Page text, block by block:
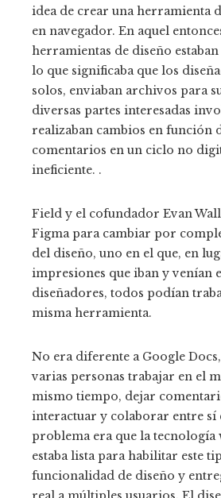
idea de crear una herramienta
en navegador. En aquel
herramientas de diseño
lo que significaba que los
solos, enviaban archivos para
diversas partes interesadas
realizaban cambios en función
comentarios en un ciclo no
ineficiente. .
Field y el cofundador Evan
Figma para cambiar por
del diseño, uno en el que, en
impresiones que iban y venían
diseñadores, todos podían
misma herramienta.
No era diferente a Google
varias personas trabajar en el
mismo tiempo, dejar
interactuar y colaborar entre sí
problema era que la tecnología
estaba lista para habilitar este
funcionalidad de diseño y